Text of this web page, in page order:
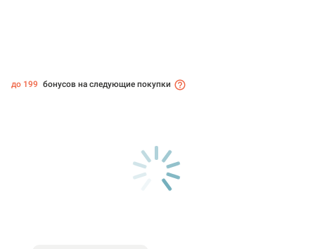
до 199 бонусов на следующие покупки